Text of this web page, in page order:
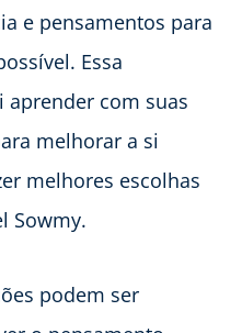
e pensamentos para
Essa
com suas
melhorar a si
melhores escolhas
Sowmy.
podem ser